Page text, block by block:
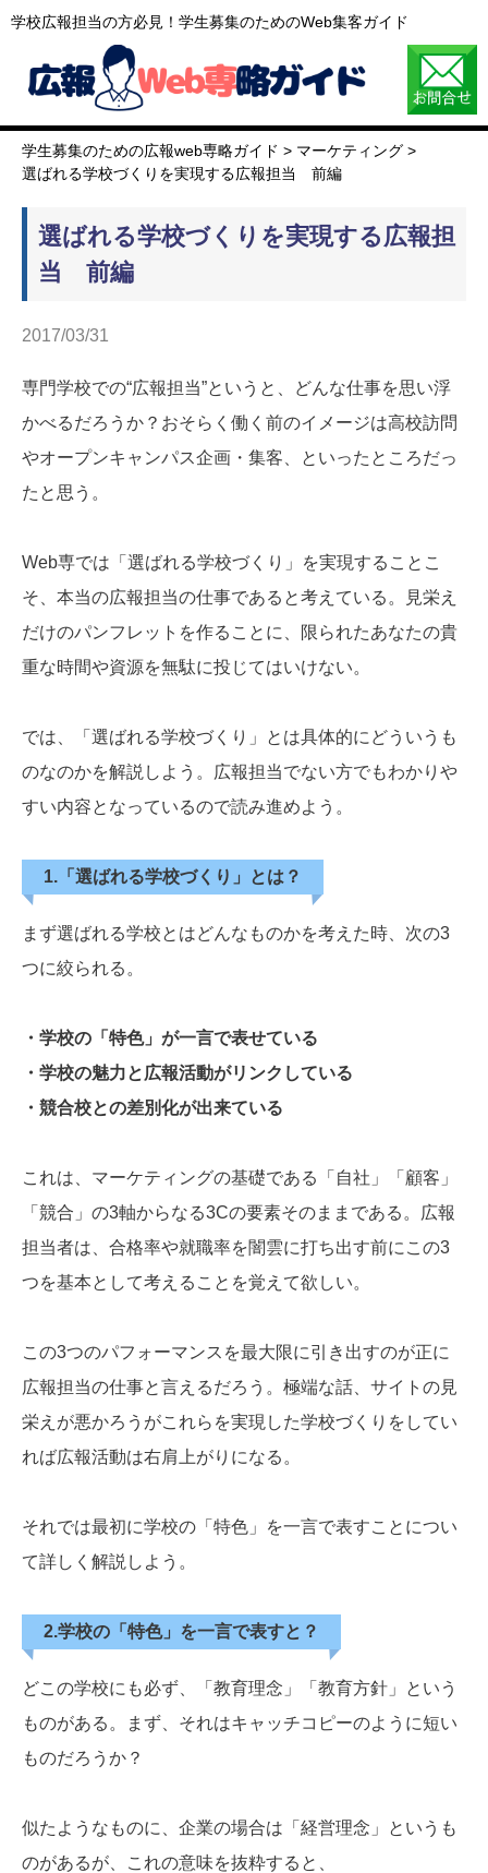
学校広報担当の方必見！学生募集のためのWeb集客ガイド
学生募集のための広報web専略ガイド > マーケティング >
選ばれる学校づくりを実現する広報担当 前編
選ばれる学校づくりを実現する広報担
当 前編
2017/03/31
専門学校での“広報担当”というと、どんな仕事を思い浮
かべるだろうか？おそらく働く前のイメージは高校訪問
やオープンキャンパス企画・集客、といったところだっ
たと思う。
Web専では「選ばれる学校づくり」を実現することこ
そ、本当の広報担当の仕事であると考えている。見栄え
だけのパンフレットを作ることに、限られたあなたの貴
重な時間や資源を無駄に投じてはいけない。
では、「選ばれる学校づくり」とは具体的にどういうも
のなのかを解説しよう。広報担当でない方でもわかりや
すい内容となっているので読み進めよう。
1.「選ばれる学校づくり」とは？
まず選ばれる学校とはどんなものかを考えた時、次の3
つに絞られる。
・学校の「特色」が一言で表せている
・学校の魅力と広報活動がリンクしている
・競合校との差別化が出来ている
これは、マーケティングの基礎である「自社」「顧客」
「競合」の3軸からなる3Cの要素そのままである。広報
担当者は、合格率や就職率を闇雲に打ち出す前にこの3
つを基本として考えることを覚えて欲しい。
この3つのパフォーマンスを最大限に引き出すのが正に
広報担当の仕事と言えるだろう。極端な話、サイトの見
栄えが悪かろうがこれらを実現した学校づくりをしてい
れば広報活動は右肩上がりになる。
それでは最初に学校の「特色」を一言で表すことについ
て詳しく解説しよう。
2.学校の「特色」を一言で表すと？
どこの学校にも必ず、「教育理念」「教育方針」という
ものがある。まず、それはキャッチコピーのように短い
ものだろうか？
似たようなものに、企業の場合は「経営理念」というも
のがあるが、これの意味を抜粋すると、